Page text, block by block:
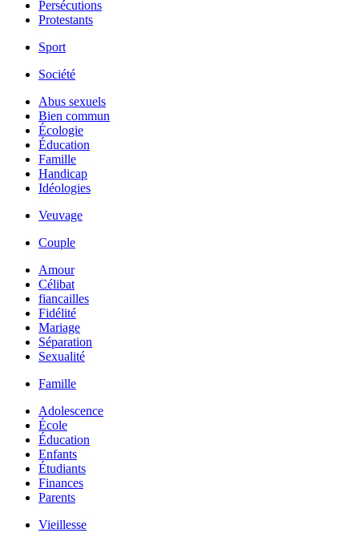
Persécutions
Protestants
Sport
Société
Abus sexuels
Bien commun
Écologie
Éducation
Famille
Handicap
Idéologies
Veuvage
Couple
Amour
Célibat
fiancailles
Fidélité
Mariage
Séparation
Sexualité
Famille
Adolescence
École
Éducation
Enfants
Étudiants
Finances
Parents
Vieillesse